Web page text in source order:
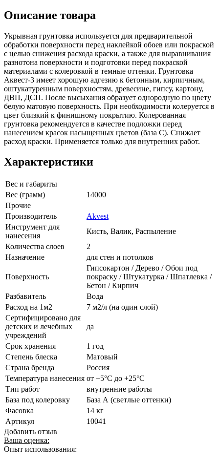
Описание товара
Укрывная грунтовка используется для предварительной
обработки поверхности перед наклейкой обоев или покраской
с целью снижения расхода краски, а также для выравнивания
разнотона поверхности и подготовки перед покраской
материалами с колеровкой в темные оттенки. Грунтовка
Аквест-3 имеет хорошую адгезию к бетонным, кирпичным,
оштукатуренным поверхностям, древесине, гипсу, картону,
ДВП, ДСП. После высыхания образует однородную по цвету
белую матовую поверхность. При необходимости колеруется в
цвет близкий к финишному покрытию. Колерованная
грунтовка рекомендуется в качестве подложки перед
нанесением красок насыщенных цветов (база С). Снижает
расход краски. Применяется только для внутренних работ.
Характеристики
Вес и габариты
Вес (грамм)
14000
Прочие
Производитель
Akvest
Инструмент для
нанесения
Кисть, Валик, Распыление
Количества слоев
2
Назначение
для стен и потолков
Поверхность
Гипсокартон / Дерево / Обои под
покраску / Штукатурка / Шпатлевка /
Бетон / Кирпич
Разбавитель
Вода
Расход на 1м2
7 м2/л (на один слой)
Сертифицировано для
детских и лечебных
учреждений
да
Срок хранения
1 год
Степень блеска
Матовый
Страна бренда
Россия
Температура нанесения от +5°С до +25°С
Тип работ
внутренние работы
База под колеровку
База А (светлые оттенки)
Фасовка
14 кг
Артикул
10041
Добавить отзыв
Ваша оценка:
Опыт использования: